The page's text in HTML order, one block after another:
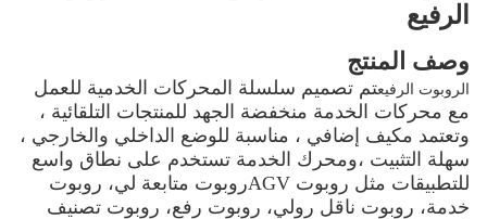
الرفيع
وصف المنتج
الروبوت الرفيعتم تصميم سلسلة المحركات الخدمية للعمل
مع محركات الخدمة منخفضة الجهد للمنتجات التلقائية ،
وتعتمد مكيف إضافي ، مناسبة للوضع الداخلي والخارجي ،
سهلة التثبيت ،ومحرك الخدمة تستخدم على نطاق واسع
للتطبيقات مثل روبوت AGVروبوت متابعة لي، روبوت
خدمة، روبوت ناقل رولي، روبوت رفع، روبوت تصنيف